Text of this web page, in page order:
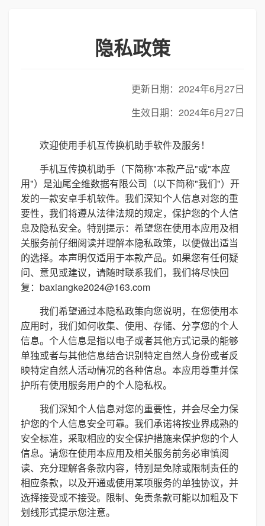
隐私政策
更新日期：2024年6月27日
生效日期：2024年6月27日
欢迎使用手机互传换机助手软件及服务！
手机互传换机助手（下简称"本款产品"或"本应
用"）是汕尾全维数据有限公司（以下简称"我们"）开
发的一款安卓手机软件。我们深知个人信息对您的重
要性，我们将遵从法律法规的规定，保护您的个人信
息及隐私安全。特别提示：希望您在使用本应用及相
关服务前仔细阅读并理解本隐私政策，以便做出适当
的选择。本声明仅适用于本款产品。如果您有任何疑
问、意见或建议，请随时联系我们，我们将尽快回
复：baxiangke2024@163.com
我们希望通过本隐私政策向您说明，在您使用本
应用时，我们如何收集、使用、存储、分享您的个人
信息。个人信息是指以电子或者其他方式记录的能够
单独或者与其他信息结合识别特定自然人身份或者反
映特定自然人活动情况的各种信息。本应用尊重并保
护所有使用服务用户的个人隐私权。
我们深知个人信息对您的重要性，并会尽全力保
护您的个人信息安全可靠。我们承诺将按业界成熟的
安全标准，采取相应的安全保护措施来保护您的个人
信息。请您在使用本应用及相关服务前务必审慎阅
读、充分理解各条款内容，特别是免除或限制责任的
相应条款，以及开通或使用某项服务的单独协议，并
选择接受或不接受。限制、免责条款可能以加粗及下
划线形式提示您注意。